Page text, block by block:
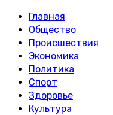
Главная
Общество
Происшествия
Экономика
Политика
Спорт
Здоровье
Культура